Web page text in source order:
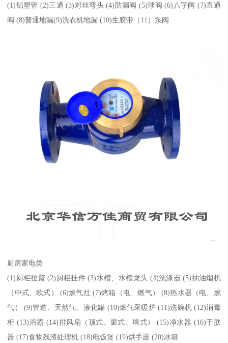
(1)铝塑管 (2)三通 (3)对丝弯头 (4)防漏阀 (5)球阀 (6)八字阀 (7)直通
阀 (8)普通地漏(9)洗衣机地漏 (10)生胶带（11）泵阀
厨房家电类
(1)厨柜拉篮 (2)厨柜挂件 (3)水槽、水槽龙头 (4)洗涤器 (5)抽油烟机
（中式、欧式） (6)燃气灶 (7)烤箱（电、燃气） (8)热水器（电、燃
气） (9)管道、天然气、液化罐 (10)燃气采暖炉 (11)洗碗机 (12)消毒
柜 (13)浴霸 (14)排风扇（顶式、窗式、墙式） (15)净水器 (16)干肤
器 (17)食物残渣处理机 (18)电饭煲 (19)烘手器 (20)冰箱